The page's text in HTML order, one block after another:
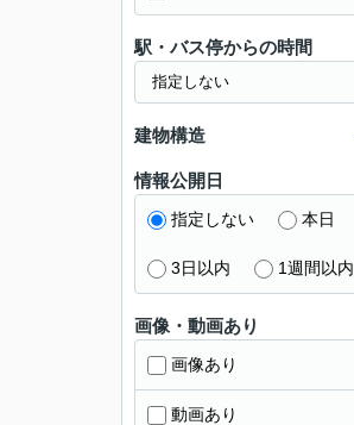
駅・バス停からの時間
建物構造
情報公開日
指定しない 本日
3日以内 1週間以内
画像・動画あり
画像あり
動画あり